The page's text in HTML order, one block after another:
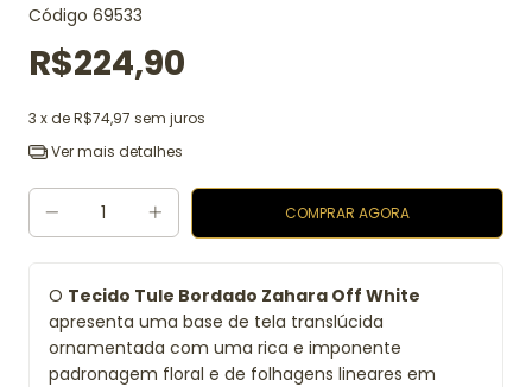
Código 69533
R$224,90
3 x deR$74,97 sem juros
Ver mais detalhes
O Tecido Tule Bordado Zahara Off White
apresenta uma base de tela translúcida
ornamentada com uma rica e imponente
padronagem floral e de folhagens lineares em